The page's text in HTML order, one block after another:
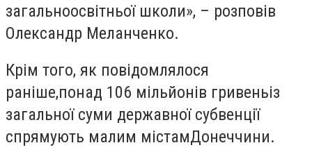
загальноосвітньої школи», – розповів
Олександр Меланченко.
Крім того, як повідомлялося
раніше,понад 106 мільйонів гривеньіз
загальної суми державної субвенції
спрямують малим містамДонеччини.